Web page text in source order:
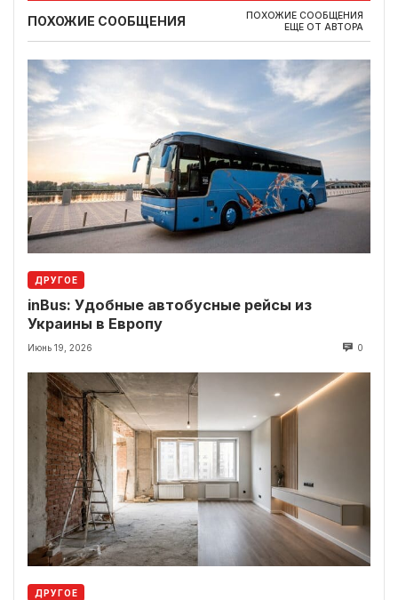
ПОХОЖИЕ СООБЩЕНИЯ
ПОХОЖИЕ СООБЩЕНИЯ
ЕЩЕ ОТ АВТОРА
ДРУГОЕ
inBus: Удобные автобусные рейсы из
Украины в Европу
Июнь 19, 2026 0
ДРУГОЕ